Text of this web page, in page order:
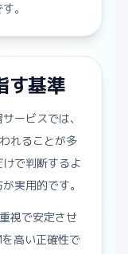
。
す基準
ービスでは、
れることが多
で判断するよ
実用的です。
視で安定させ
高い正確性で